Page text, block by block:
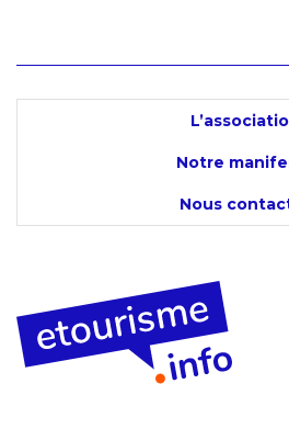
Notre
Nous